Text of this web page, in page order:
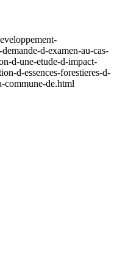
d-examen-au-cas-
d-une-etude-d-impact-
d-essences-forestieres-d-
commune-de.html